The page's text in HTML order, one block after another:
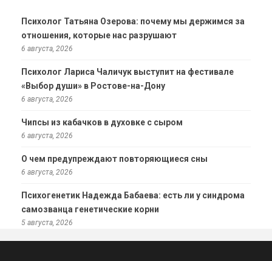
Психолог Татьяна Озерова: почему мы держимся за
отношения, которые нас разрушают
6 августа, 2026
Психолог Лариса Чаличук выступит на фестивале
«Выбор души» в Ростове-на-Дону
6 августа, 2026
Чипсы из кабачков в духовке с сыром
6 августа, 2026
О чем предупреждают повторяющиеся сны
6 августа, 2026
Психогенетик Надежда Бабаева: есть ли у синдрома
самозванца генетические корни
5 августа, 2026